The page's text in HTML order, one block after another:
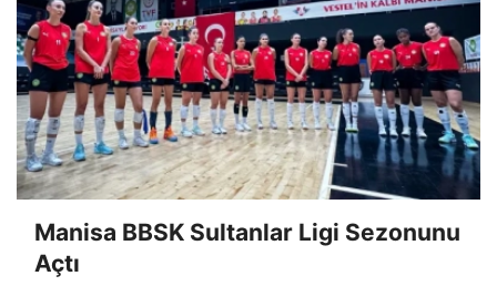
Manisa BBSK Sultanlar Ligi Sezonunu
Açtı